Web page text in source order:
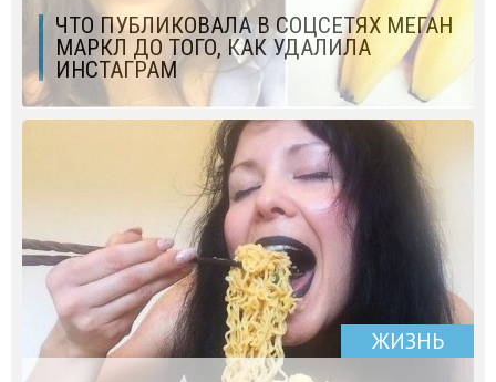
ЧТО ПУБЛИКОВАЛА В СОЦСЕТЯХ МЕГАН
МАРКЛ ДО ТОГО, КАК УДАЛИЛА
ИНСТАГРАМ
ЖИЗНЬ